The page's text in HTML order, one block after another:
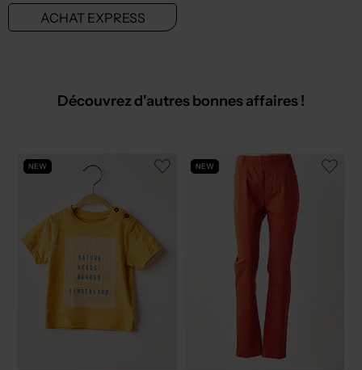
ACHAT EXPRESS
Découvrez d'autres bonnes affaires !
NEW NEW